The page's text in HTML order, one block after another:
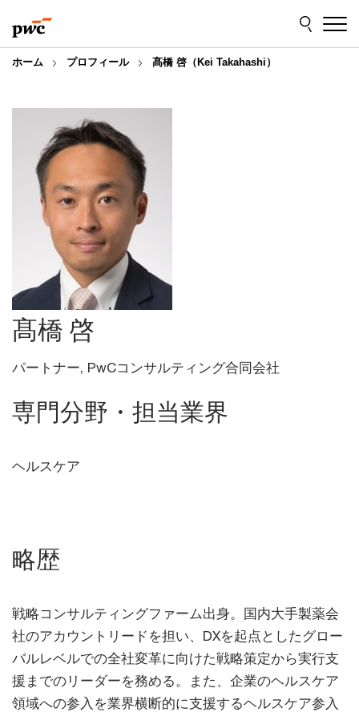
to
content
to
footer
ホーム プロフィール 髙橋 啓（Kei Takahashi）
髙橋 啓
パートナー, PwCコンサルティング合同会社
専門分野・担当業界
ヘルスケア
略歴
戦略コンサルティングファーム出身。国内大手製薬会
社のアカウントリードを担い、DXを起点としたグロー
バルレベルでの全社変革に向けた戦略策定から実行支
援までのリーダーを務める。また、企業のヘルスケア
領域への参入を業界横断的に支援するヘルスケア参入